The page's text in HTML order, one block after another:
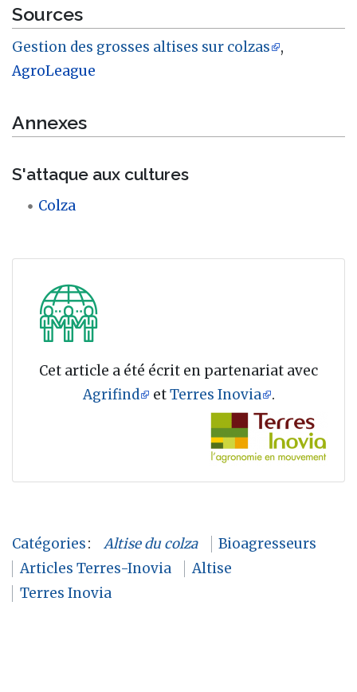
Sources
Gestion des grosses altises sur colzas
,
AgroLeague
Annexes
S'attaque aux cultures
Colza
Cet article a été écrit en partenariat avec
Agrifind
etTerres Inovia .
Catégories: Altise du colza
Bioagresseurs
Articles Terres-Inovia
Altise
Terres Inovia